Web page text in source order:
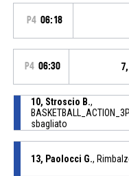
P4 06:18
P4 06:30
10, Stroscio B.,
sbagliato
13, Paolocci G.,